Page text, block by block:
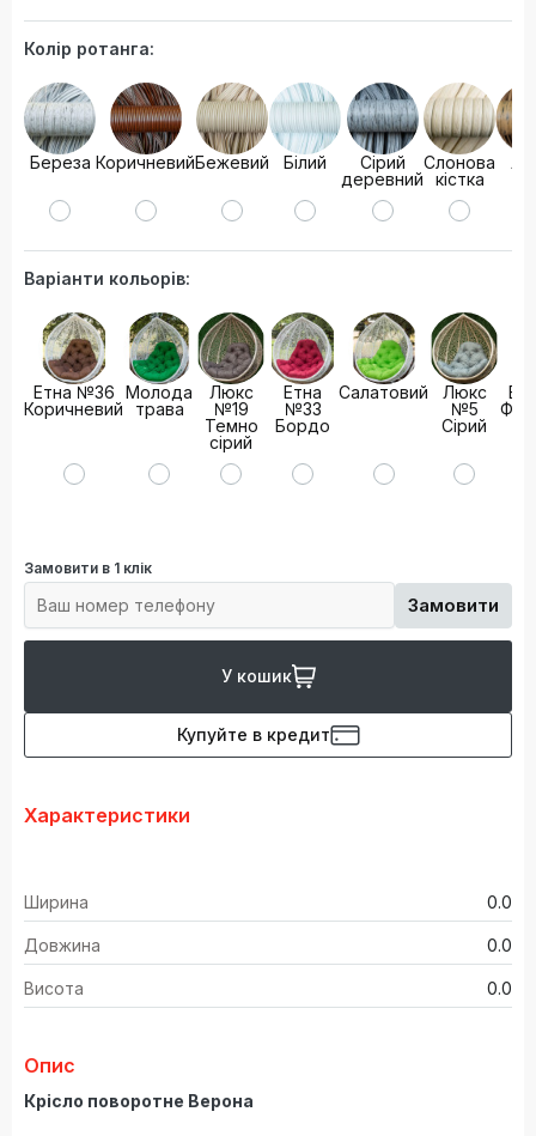
Колір ротанга:
Береза КоричневийБежевий Білий
Сірий
деревний
Слонова
кістка
Варіанти кольорів:
Етна №36
Коричневий
Молода
трава
Люкс
№19
Темно
сірий
Етна
№33
Бордо
Салатовий
Люкс
№5
Сірий
Замовити в 1 клік
Замовити
У кошик
Купуйте в кредит
Характеристики
Ширина 0.0
Довжина 0.0
Висота 0.0
Опис
Крісло поворотне Верона